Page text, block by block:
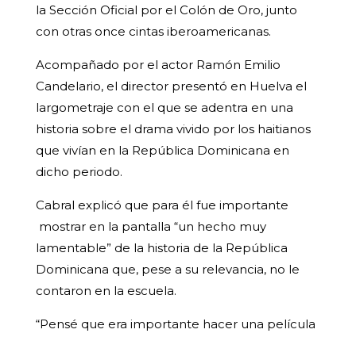
la Sección Oficial por el Colón de Oro, junto
con otras once cintas iberoamericanas.
Acompañado por el actor Ramón Emilio
Candelario, el director presentó en Huelva el
largometraje con el que se adentra en una
historia sobre el drama vivido por los haitianos
que vivían en la República Dominicana en
dicho periodo.
Cabral explicó que para él fue importante
mostrar en la pantalla “un hecho muy
lamentable” de la historia de la República
Dominicana que, pese a su relevancia, no le
contaron en la escuela.
“Pensé que era importante hacer una película